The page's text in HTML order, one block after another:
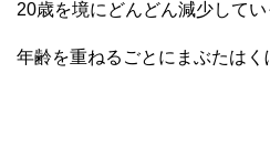
20歳を境にどんどん減少して
年齢を重ねるごとにまぶたはく